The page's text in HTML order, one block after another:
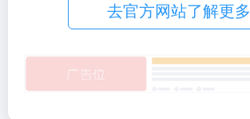
去官方网站了解更多